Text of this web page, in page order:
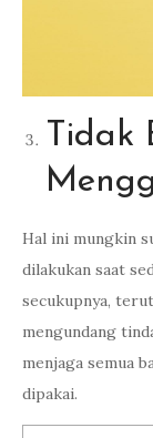
Tidak
Hal ini mungkin
dilakukan saat
secukupnya,
mengundang
menjaga semua
dipakai.